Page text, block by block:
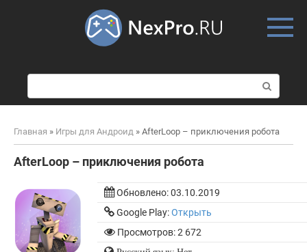
о
и
к
Главная » Игры для Андроид » AfterLoop – приключения робота
AfterLoop – приключения робота
Обновлено:03.10.2019
Google Play:Открыть
Просмотров: 2 672